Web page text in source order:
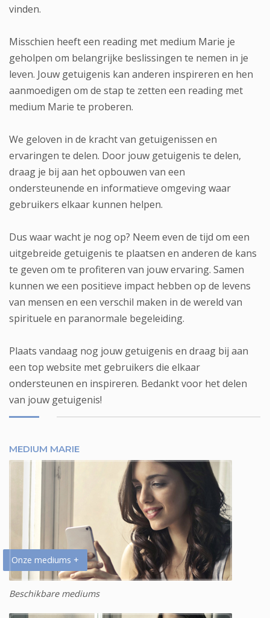
vinden.
Misschien heeft een reading met medium Marie je
geholpen om belangrijke beslissingen te nemen in je
leven. Jouw getuigenis kan anderen inspireren en hen
aanmoedigen om de stap te zetten een reading met
medium Marie te proberen.
We geloven in de kracht van getuigenissen en
ervaringen te delen. Door jouw getuigenis te delen,
draag je bij aan het opbouwen van een
ondersteunende en informatieve omgeving waar
gebruikers elkaar kunnen helpen.
Dus waar wacht je nog op? Neem even de tijd om een
uitgebreide getuigenis te plaatsen en anderen de kans
te geven om te profiteren van jouw ervaring. Samen
kunnen we een positieve impact hebben op de levens
van mensen en een verschil maken in de wereld van
spirituele en paranormale begeleiding.
Plaats vandaag nog jouw getuigenis en draag bij aan
een top website met gebruikers die elkaar
ondersteunen en inspireren. Bedankt voor het delen
van jouw getuigenis!
MEDIUM MARIE
Onze mediums +
Beschikbare mediums